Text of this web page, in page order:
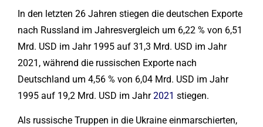
In den letzten 26 Jahren stiegen die deutschen Exporte
nach Russland im Jahresvergleich um 6,22 % von 6,51
Mrd. USD im Jahr 1995 auf 31,3 Mrd. USD im Jahr
2021, während die russischen Exporte nach
Deutschland um 4,56 % von 6,04 Mrd. USD im Jahr
1995 auf 19,2 Mrd. USD im Jahr2021 stiegen.
Als russische Truppen in die Ukraine einmarschierten,